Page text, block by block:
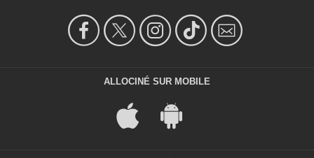
ALLOCINÉ SUR MOBILE